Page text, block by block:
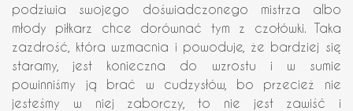
podziwia swojego doświadczonego mistrza albo
młody piłkarz chce dorównać tym z czołówki. Taka
zazdrość, która wzmacnia i powoduje, że bardziej się
staramy, jest konieczna do wzrostu i w sumie
powinniśmy ją brać w cudzysłów, bo przecież nie
jesteśmy w niej zaborczy, to nie jest zawiść i